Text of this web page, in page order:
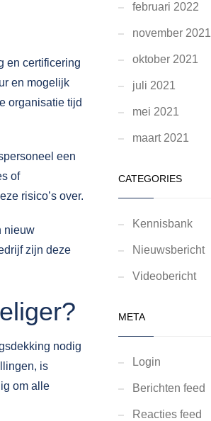
en certificering
en mogelijk
organisatie tijd
een
of
risico’s over.
nieuw
zijn deze
nodig
, is
om alle
februari 2022
november 2021
oktober 2021
juli 2021
mei 2021
maart 2021
CATEGORIES
Kennisbank
Nieuwsbericht
Videobericht
META
Login
Berichten feed
Reacties feed